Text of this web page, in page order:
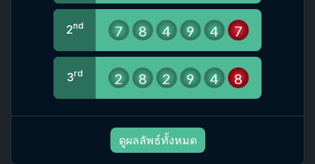
2nd 7 8 4 9 4 7
3rd 2 8 2 9 4 8
ดูผลลัพธ์ทั้งหมด